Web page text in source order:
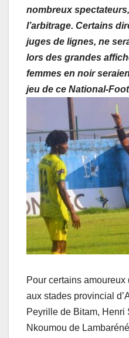
nombreux
l’arbitrage. Certains
juges de lignes, ne
lors des grandes
femmes en noir
jeu de ce National-
Pour certains
aux stades provincial
Peyrille de Bitam, Henri
Nkoumou de